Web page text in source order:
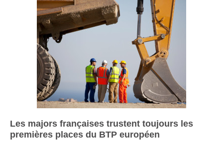
Les majors françaises trustent toujours les
premières places du BTP européen